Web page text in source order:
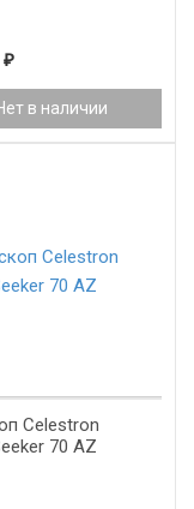
₽
в наличии
Celestron
70 AZ